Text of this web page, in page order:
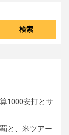
検索
1000安打とサ
と、米ツアー